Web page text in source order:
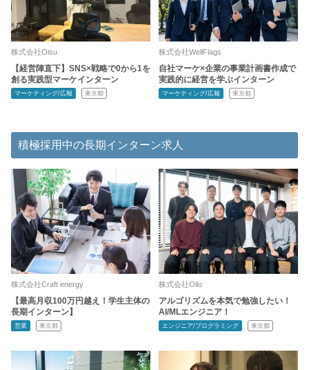
株式会社Oisu
【経営陣直下】SNS×戦略で0から1を
創る実践型マーケインターン
マーケティング/広報 東京都
株式会社WellFlags
自社マーケ×企業の事業計画書作成で
実践的に経営を学ぶインターン
マーケティング/広報 東京都
積極採用中の長期インターン求人
株式会社Craft energy
【最高月収100万円越え！学生主体の
長期インターン】
営業 東京都
株式会社Ollo
アルゴリズムを本気で勉強したい！
AI/MLエンジニア！
エンジニア/プログラミング 東京都